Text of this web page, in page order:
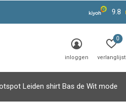
Leiden shirt Bas de Wit mode
inloggen verlanglijst
0
9.8